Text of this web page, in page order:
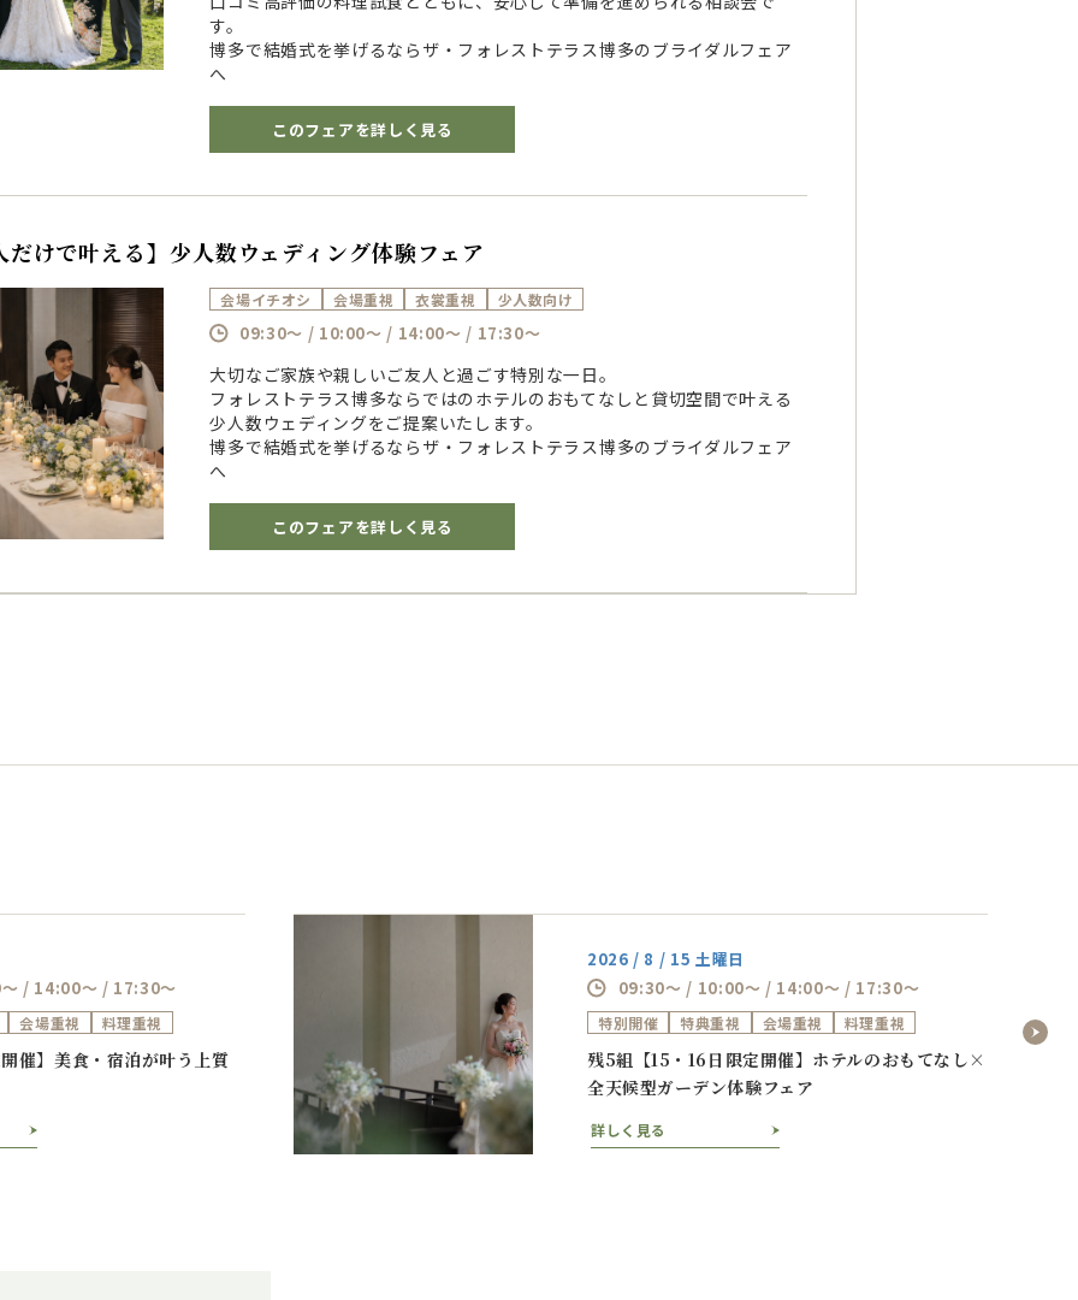
す。
博多で結婚式を挙げるならザ・フォレストテラス博多のブライダルフェア
へ
このフェアを詳しく見る
だけで叶える】少人数ウェディング体験フェア
会場イチオシ 会場重視 衣裳重視 少人数向け
09:30～ / 10:00～ / 14:00～ / 17:30～
大切なご家族や親しいご友人と過ごす特別な一日。
フォレストテラス博多ならではのホテルのおもてなしと貸切空間で叶える
少人数ウェディングをご提案いたします。
博多で結婚式を挙げるならザ・フォレストテラス博多のブライダルフェア
へ
このフェアを詳しく見る
Previous
/ 14:00～ / 17:30～
会場重視 料理重視
催】美食・宿泊が叶う上質
2026 / 8 / 15 土曜日
09:30～ / 10:00～ / 14:00～ / 17:30～
特別開催 特典重視 会場重視 料理重視
残5組【15・16日限定開催】ホテルのおもてなし×
全天候型ガーデン体験フェア
詳しく見る